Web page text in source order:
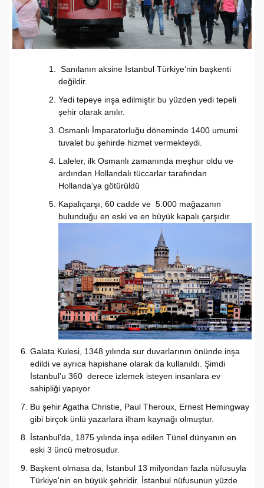
Sanılanın aksine İstanbul Türkiye’nin başkenti
değildir.
Yedi tepeye inşa edilmiştir bu yüzden yedi tepeli
şehir olarak anılır.
Osmanlı İmparatorluğu döneminde 1400 umumi
tuvalet bu şehirde hizmet vermekteydi.
Laleler, ilk Osmanlı zamanında meşhur oldu ve
ardından Hollandalı tüccarlar tarafından
Hollanda’ya götürüldü
Kapalıçarşı, 60 cadde ve 5.000 mağazanın
bulunduğu en eski ve en büyük kapalı çarşıdır.
Galata Kulesi, 1348 yılında sur duvarlarının önünde inşa
edildi ve ayrıca hapishane olarak da kullanıldı. Şimdi
İstanbul’u 360 derece izlemek isteyen insanlara ev
sahipliği yapıyor
Bu şehir Agatha Christie, Paul Theroux, Ernest Hemingway
gibi birçok ünlü yazarlara ilham kaynağı olmuştur.
İstanbul’da, 1875 yılında inşa edilen Tünel dünyanın en
eski 3 üncü metrosudur.
Başkent olmasa da, İstanbul 13 milyondan fazla nüfusuyla
Türkiye'nin en büyük şehridir. İstanbul nüfusunun yüzde